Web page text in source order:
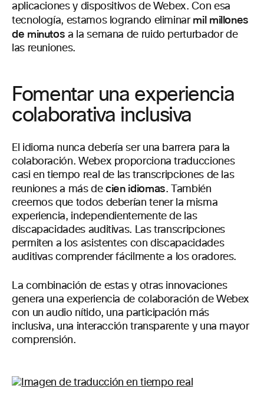
aplicaciones y dispositivos de Webex. Con esa
tecnología, estamos logrando eliminar mil millones
de minutos a la semana de ruido perturbador de
las reuniones.
Fomentar una experiencia
colaborativa inclusiva
El idioma nunca debería ser una barrera para la
colaboración. Webex proporciona traducciones
casi en tiempo real de las transcripciones de las
reuniones a más decien idiomas. También
creemos que todos deberían tener la misma
experiencia, independientemente de las
discapacidades auditivas. Las transcripciones
permiten a los asistentes con discapacidades
auditivas comprender fácilmente a los oradores.
La combinación de estas y otras innovaciones
genera una experiencia de colaboración de Webex
con un audio nítido, una participación más
inclusiva, una interacción transparente y una mayor
comprensión.